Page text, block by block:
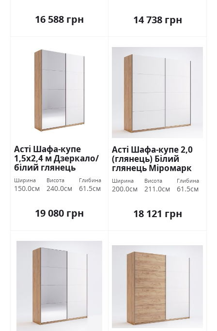
16 588 грн 14 738 грн
Асті Шафа-купе
1,5х2,4 м Дзеркало/
білий глянець
Міромарк
Ширина
150.0см
Висота
240.0см
Глибина
61.5см
19 080 грн
Асті Шафа-купе 2,0
(глянець) Білий
глянець Міромарк
Ширина
200.0см
Висота
211.0см
Глибина
61.5см
18 121 грн